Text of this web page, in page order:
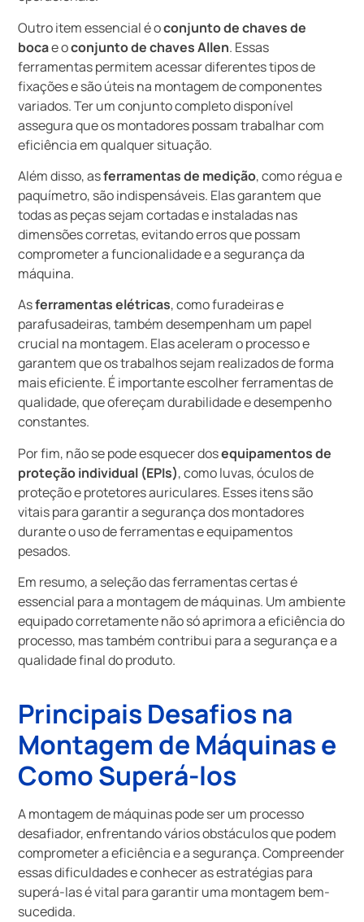
Outro item essencial é oconjunto de chaves de
bocae oconjunto de chaves Allen. Essas
ferramentas permitem acessar diferentes tipos de
fixações e são úteis na montagem de componentes
variados. Ter um conjunto completo disponível
assegura que os montadores possam trabalhar com
eficiência em qualquer situação.
Além disso, asferramentas de medição, como régua e
paquímetro, são indispensáveis. Elas garantem que
todas as peças sejam cortadas e instaladas nas
dimensões corretas, evitando erros que possam
comprometer a funcionalidade e a segurança da
máquina.
Asferramentas elétricas, como furadeiras e
parafusadeiras, também desempenham um papel
crucial na montagem. Elas aceleram o processo e
garantem que os trabalhos sejam realizados de forma
mais eficiente. É importante escolher ferramentas de
qualidade, que ofereçam durabilidade e desempenho
constantes.
Por fim, não se pode esquecer dosequipamentos de
proteção individual (EPIs), como luvas, óculos de
proteção e protetores auriculares. Esses itens são
vitais para garantir a segurança dos montadores
durante o uso de ferramentas e equipamentos
pesados.
Em resumo, a seleção das ferramentas certas é
essencial para a montagem de máquinas. Um ambiente
equipado corretamente não só aprimora a eficiência do
processo, mas também contribui para a segurança e a
qualidade final do produto.
Principais Desafios na
Montagem de Máquinas e
Como Superá-los
A montagem de máquinas pode ser um processo
desafiador, enfrentando vários obstáculos que podem
comprometer a eficiência e a segurança. Compreender
essas dificuldades e conhecer as estratégias para
superá-las é vital para garantir uma montagem bem-
sucedida.